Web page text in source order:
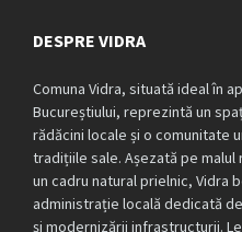
DESPRE VIDRA
Comuna Vidra, situată ideal în
Bucureștiului, reprezintă un
rădăcini locale și o comunitate
tradițiile sale. Așezată pe malul
un cadru natural prielnic, Vidra
administrație locală dedicată
și modernizării infrastructurii.